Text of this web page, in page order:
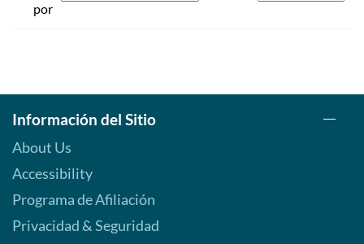
por
Información del Sitio
About Us
Accessibility
Programa de Afiliación
Privacidad & Seguridad